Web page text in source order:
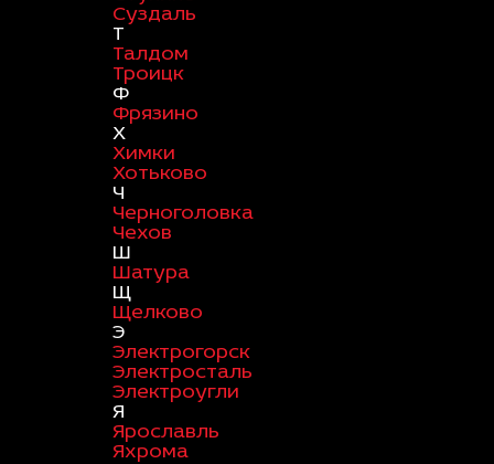
Суздаль
Т
Талдом
Троицк
Ф
Фрязино
Х
Химки
Хотьково
Ч
Черноголовка
Чехов
Ш
Шатура
Щ
Щелково
Э
Электрогорск
Электросталь
Электроугли
Я
Ярославль
Яхрома